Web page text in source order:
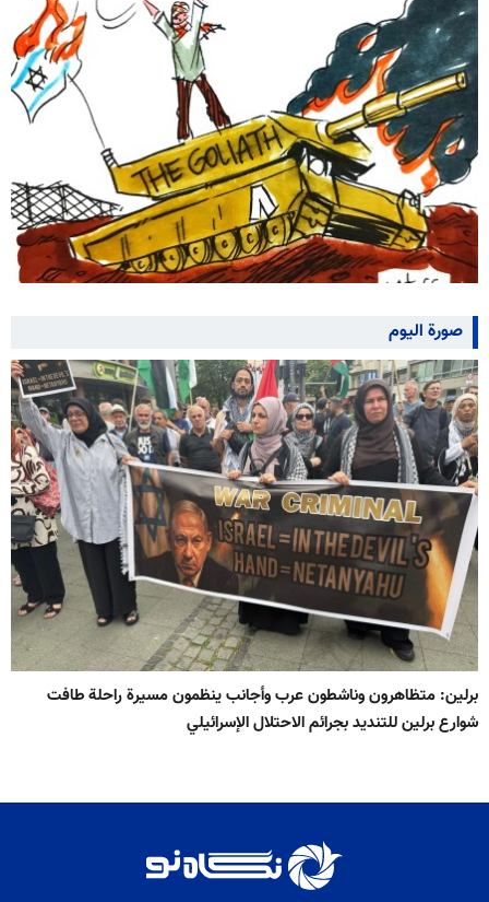
صورة اليوم
برلين: متظاهرون وناشطون عرب وأجانب ينظمون مسيرة راحلة طافت
شوارع برلين للتنديد بجرائم الاحتلال الإسرائيلي